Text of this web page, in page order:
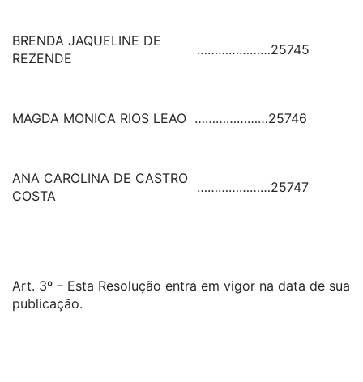
BRENDA JAQUELINE DE
REZENDE
…………………25745
MAGDA MONICA RIOS LEAO …………………25746
ANA CAROLINA DE CASTRO
COSTA
…………………25747
Art. 3º – Esta Resolução entra em vigor na data de sua
publicação.